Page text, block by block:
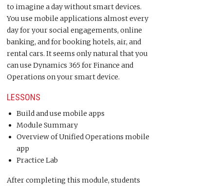
to imagine a day without smart devices.
You use mobile applications almost every
day for your social engagements, online
banking, and for booking hotels, air, and
rental cars. It seems only natural that you
can use Dynamics 365 for Finance and
Operations on your smart device.
LESSONS
Build and use mobile apps
Module Summary
Overview of Unified Operations mobile
app
Practice Lab
After completing this module, students